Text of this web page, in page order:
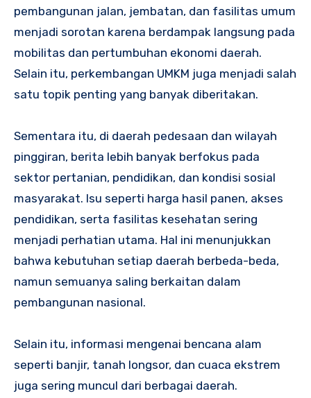
pembangunan jalan, jembatan, dan fasilitas umum
menjadi sorotan karena berdampak langsung pada
mobilitas dan pertumbuhan ekonomi daerah.
Selain itu, perkembangan UMKM juga menjadi salah
satu topik penting yang banyak diberitakan.
Sementara itu, di daerah pedesaan dan wilayah
pinggiran, berita lebih banyak berfokus pada
sektor pertanian, pendidikan, dan kondisi sosial
masyarakat. Isu seperti harga hasil panen, akses
pendidikan, serta fasilitas kesehatan sering
menjadi perhatian utama. Hal ini menunjukkan
bahwa kebutuhan setiap daerah berbeda-beda,
namun semuanya saling berkaitan dalam
pembangunan nasional.
Selain itu, informasi mengenai bencana alam
seperti banjir, tanah longsor, dan cuaca ekstrem
juga sering muncul dari berbagai daerah.